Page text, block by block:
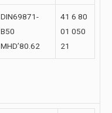
DIN69871-
B50
MHD’80.62
41 6 80
01 050
21